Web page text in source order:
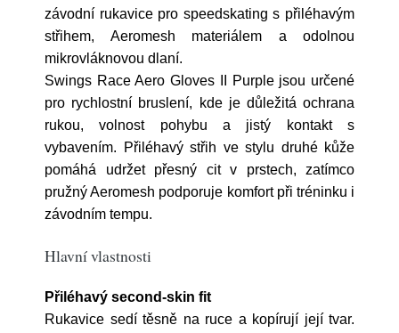
závodní rukavice pro speedskating s přiléhavým
střihem, Aeromesh materiálem a odolnou
mikrovláknovou dlaní.
Swings Race Aero Gloves II Purple jsou určené
pro rychlostní bruslení, kde je důležitá ochrana
rukou, volnost pohybu a jistý kontakt s
vybavením. Přiléhavý střih ve stylu druhé kůže
pomáhá udržet přesný cit v prstech, zatímco
pružný Aeromesh podporuje komfort při tréninku i
závodním tempu.
Hlavní vlastnosti
Přiléhavý second-skin fit
Rukavice sedí těsně na ruce a kopírují její tvar.